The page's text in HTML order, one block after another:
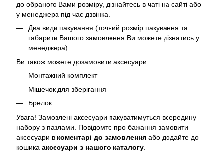
до обраного Вами розміру, дізнайтесь в чаті на сайті або
у менеджера під час дзвінка.
Два види пакування (точний розмір пакування та
габарити Вашого замовлення Ви можете дізнатись у
менеджера)
Ви також можете дозамовити аксесуари:
Монтажний комплект
Мішечок для зберігання
Брелок
Увага! Замовлені аксесуари пакуватимуться всередину
набору з пазлами. Повідомте про бажання замовити
аксесуари в коментарі до замовлення або додайте до
кошика аксесуари з нашого каталогу